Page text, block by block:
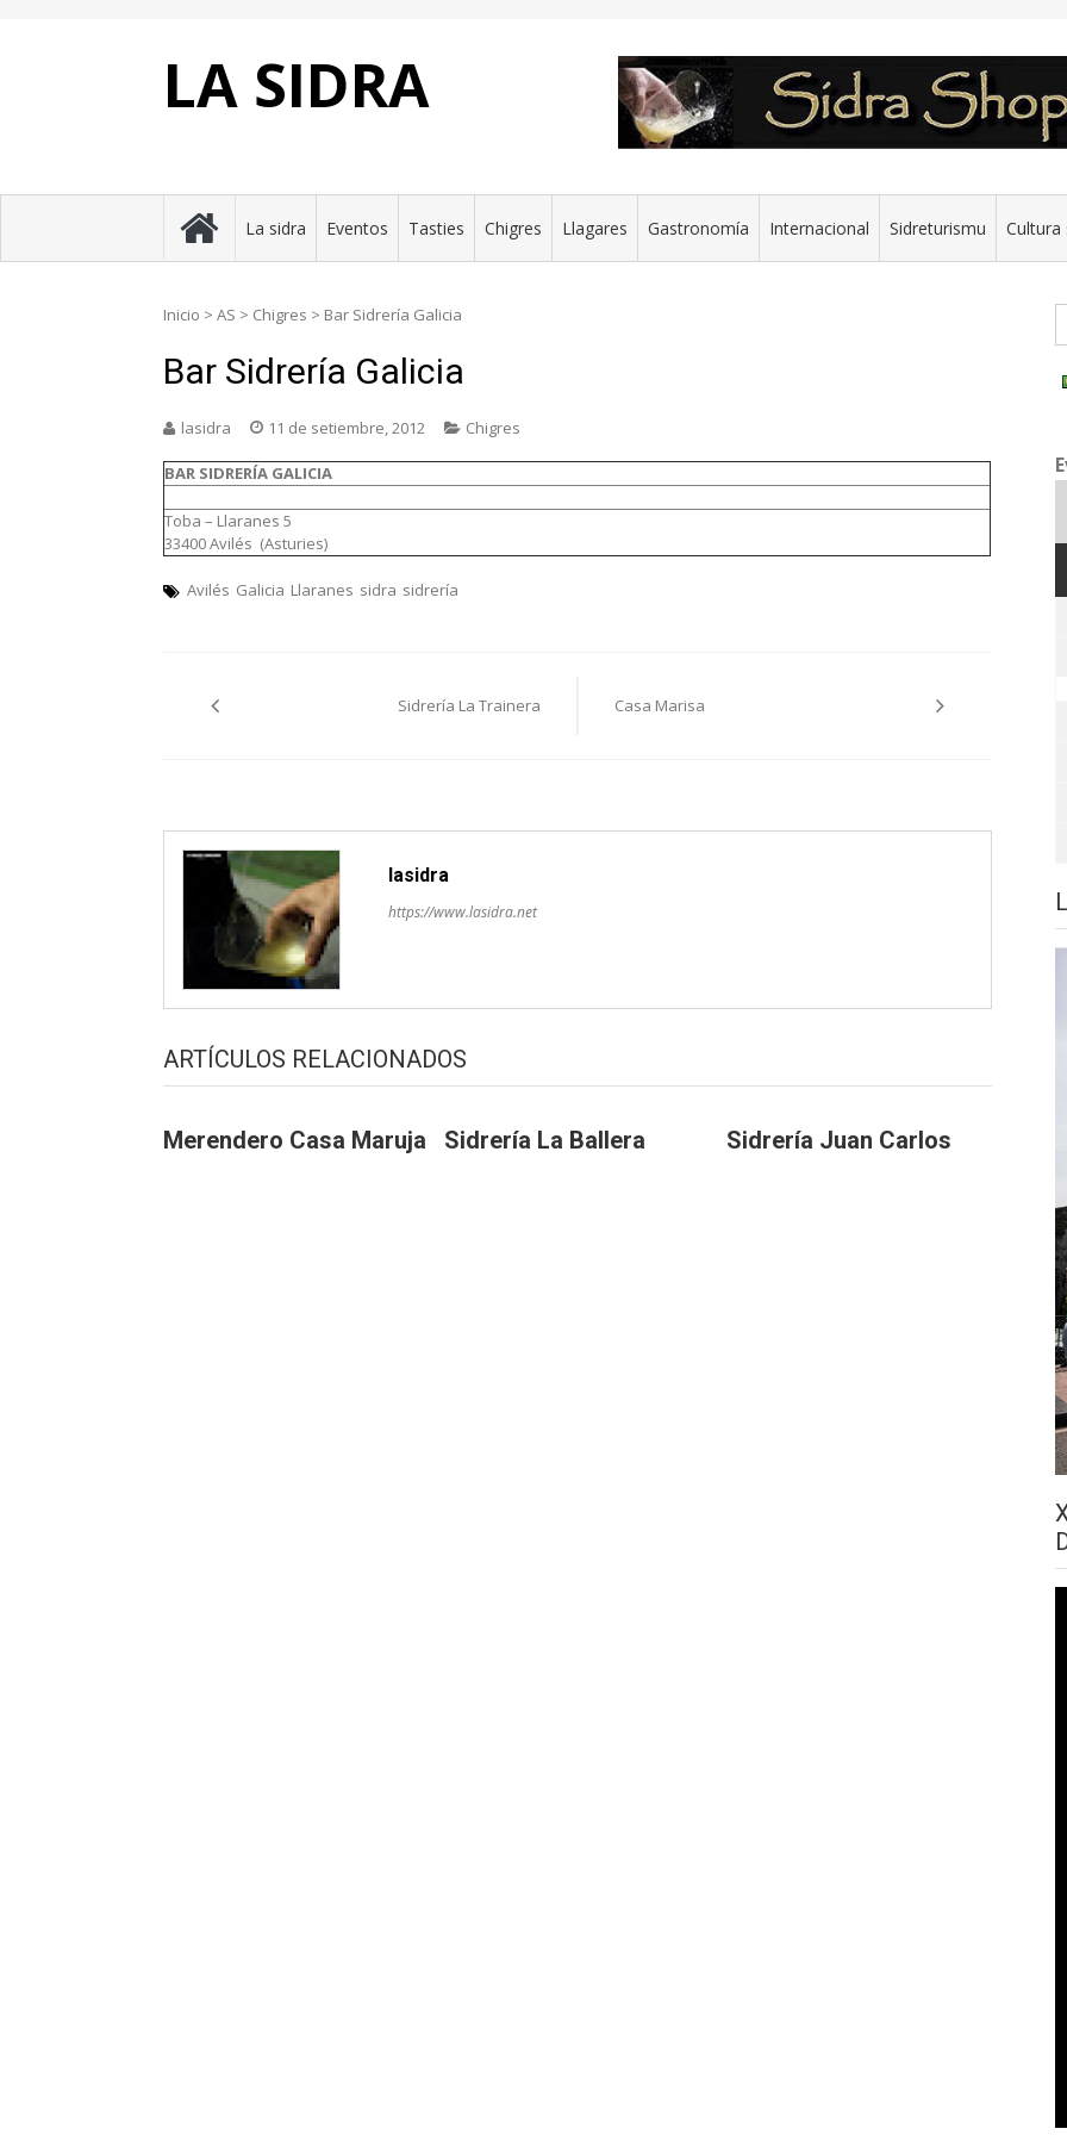
LA SIDRA
La sidra Eventos Tasties Chigres Llagares Gastronomía Internacional Sidreturismu Cultura
Inicio > AS > Chigres > Bar Sidrería Galicia
Bar Sidrería Galicia
lasidra 11 de setiembre, 2012 Chigres
BAR SIDRERÍA GALICIA
Toba – Llaranes 5
33400 Avilés (Asturies)
Avilés Galicia Llaranes sidra sidrería
pelos
Sidrería La Trainera Casa Marisa
lasidra
https://www.lasidra.net
ARTÍCULOS RELACIONADOS
Merendero Casa Maruja Sidrería La Ballera Sidrería Juan Carlos